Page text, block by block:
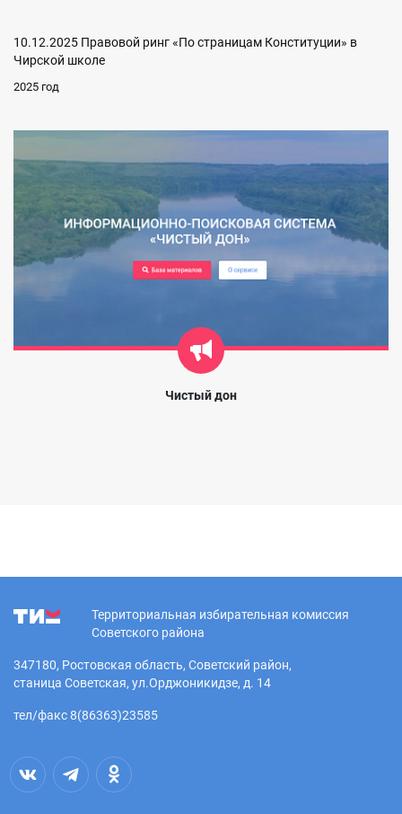
10.12.2025 Правовой ринг «По страницам Конституции» в
Чирской школе
2025 год
Чистый дон
Территориальная избирательная комиссия
Советского района
347180, Ростовская область, Советский район,
станица Советская, ул.Орджоникидзе, д. 14
тел/факс 8(86363)23585